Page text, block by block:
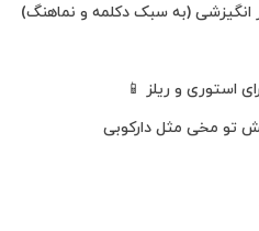
انگیزشی (به سبک دکلمه و نماهنگ)
استوری و ریلز 📱
تو مخی مثل دارکوبی